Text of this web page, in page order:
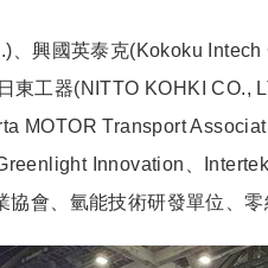
、興國英泰克(Kokoku
工器(NITTO KOHKI
MOTOR Transport
Innovation、
會、氫能技術研發單位、